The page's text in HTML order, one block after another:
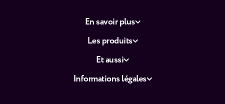
En savoir plus
Les produits
Et aussi
Informations légales